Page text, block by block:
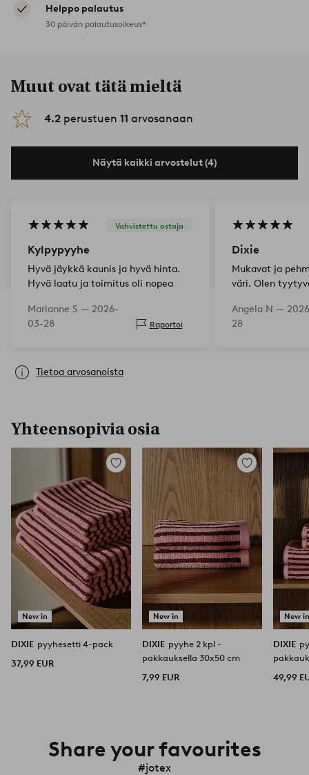
Helppo palautus
30 päivän palautusoikeus*
Muut ovat tätä mieltä
4.2 perustuen 11 arvosanaan
Näytä kaikki arvostelut (4)
Vahvistettu ostaja
Kylpypyyhe
Hyvä jäykkä kaunis ja hyvä hinta.
Hyvä laatu ja toimitus oli nopea
Marianne S — 2026-
03-28
Raportoi
Dixie
Mukavat ja
väri. Olen
Angela N —
28
Tietoa arvosanoista
Yhteensopivia osia
New in
Lisää
DIXIE pyyhesetti 4-pack
37,99 EUR
New in
Lisää
suosikkeihin
DIXIE pyyhe 2 kpl -
pakkauksella 30x50 cm
7,99 EUR
New
DIXIE
49,99
Share your favourites
#jotex